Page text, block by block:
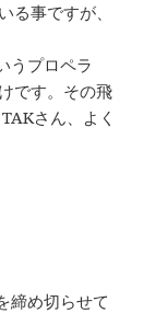
る事ですが、
うプロペラ
です。その飛
さん、よく
締め切らせて